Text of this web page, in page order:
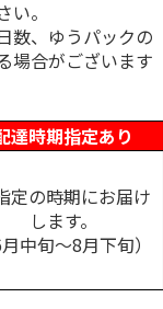
。
数、ゆうパックの
場合がございます
達時期指定あり
定の時期にお届け
します。
月中旬～8月下旬）